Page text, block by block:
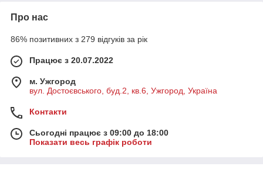
Про нас
86% позитивних з 279 відгуків за рік
Працює з 20.07.2022
м. Ужгород
вул. Достоєвського, буд.2, кв.6, Ужгород, Україна
Контакти
Сьогодні працює з 09:00 до 18:00
Показати весь графік роботи